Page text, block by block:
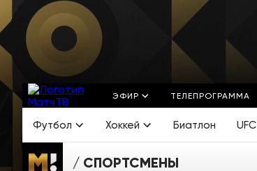
ЭФИР ТЕЛЕПРОГРАММА
Футбол Хоккей Биатлон UFC
СПОРТСМЕНЫ